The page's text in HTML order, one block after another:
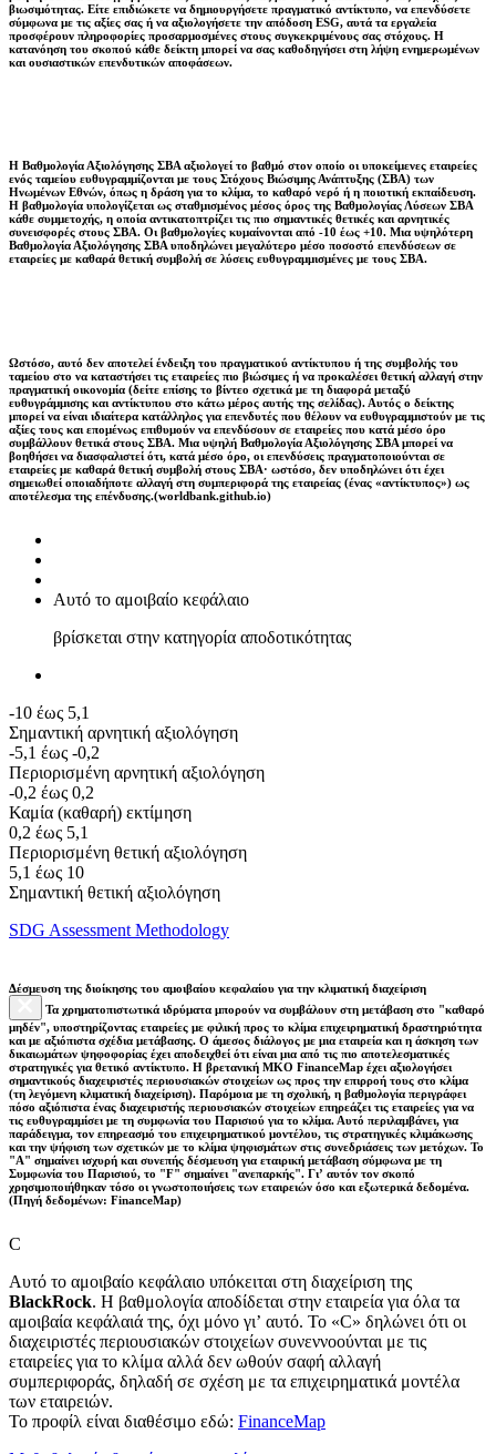
βιωσιμότητας. Είτε επιδιώκετε να δημιουργήσετε πραγματικό αντίκτυπο, να επενδύσετε
σύμφωνα με τις αξίες σας ή να αξιολογήσετε την απόδοση ESG, αυτά τα εργαλεία
προσφέρουν πληροφορίες προσαρμοσμένες στους συγκεκριμένους σας στόχους. Η
κατανόηση του σκοπού κάθε δείκτη μπορεί να σας καθοδηγήσει στη λήψη ενημερωμένων
και ουσιαστικών επενδυτικών αποφάσεων.
Η Βαθμολογία Αξιολόγησης ΣΒΑ αξιολογεί το βαθμό στον οποίο οι υποκείμενες εταιρείες
ενός ταμείου ευθυγραμμίζονται με τους Στόχους Βιώσιμης Ανάπτυξης (ΣΒΑ) των
Ηνωμένων Εθνών, όπως η δράση για το κλίμα, το καθαρό νερό ή η ποιοτική εκπαίδευση.
Η βαθμολογία υπολογίζεται ως σταθμισμένος μέσος όρος της Βαθμολογίας Λύσεων ΣΒΑ
κάθε συμμετοχής, η οποία αντικατοπτρίζει τις πιο σημαντικές θετικές και αρνητικές
συνεισφορές στους ΣΒΑ. Οι βαθμολογίες κυμαίνονται από -10 έως +10. Μια υψηλότερη
Βαθμολογία Αξιολόγησης ΣΒΑ υποδηλώνει μεγαλύτερο μέσο ποσοστό επενδύσεων σε
εταιρείες με καθαρά θετική συμβολή σε λύσεις ευθυγραμμισμένες με τους ΣΒΑ.
Ωστόσο, αυτό δεν αποτελεί ένδειξη του πραγματικού αντίκτυπου ή της συμβολής του
ταμείου στο να καταστήσει τις εταιρείες πιο βιώσιμες ή να προκαλέσει θετική αλλαγή στην
πραγματική οικονομία (δείτε επίσης το βίντεο σχετικά με τη διαφορά μεταξύ
ευθυγράμμισης και αντίκτυπου στο κάτω μέρος αυτής της σελίδας). Αυτός ο δείκτης
μπορεί να είναι ιδιαίτερα κατάλληλος για επενδυτές που θέλουν να ευθυγραμμιστούν με τις
αξίες τους και επομένως επιθυμούν να επενδύσουν σε εταιρείες που κατά μέσο όρο
συμβάλλουν θετικά στους ΣΒΑ. Μια υψηλή Βαθμολογία Αξιολόγησης ΣΒΑ μπορεί να
βοηθήσει να διασφαλιστεί ότι, κατά μέσο όρο, οι επενδύσεις πραγματοποιούνται σε
εταιρείες με καθαρά θετική συμβολή στους ΣΒΑ· ωστόσο, δεν υποδηλώνει ότι έχει
σημειωθεί οποιαδήποτε αλλαγή στη συμπεριφορά της εταιρείας (ένας «αντίκτυπος») ως
αποτέλεσμα της επένδυσης.(worldbank.github.io)
Αυτό το αμοιβαίο κεφάλαιο
βρίσκεται στην κατηγορία αποδοτικότητας
-10 έως 5,1
Σημαντική αρνητική αξιολόγηση
-5,1 έως -0,2
Περιορισμένη αρνητική αξιολόγηση
-0,2 έως 0,2
Καμία (καθαρή) εκτίμηση
0,2 έως 5,1
Περιορισμένη θετική αξιολόγηση
5,1 έως 10
Σημαντική θετική αξιολόγηση
SDG Assessment Methodology
Δέσμευση της διοίκησης του αμοιβαίου κεφαλαίου για την κλιματική διαχείριση
Τα χρηματοπιστωτικά ιδρύματα μπορούν να συμβάλουν στη μετάβαση στο "καθαρό
μηδέν", υποστηρίζοντας εταιρείες με φιλική προς το κλίμα επιχειρηματική δραστηριότητα
και με αξιόπιστα σχέδια μετάβασης. Ο άμεσος διάλογος με μια εταιρεία και η άσκηση των
δικαιωμάτων ψηφοφορίας έχει αποδειχθεί ότι είναι μια από τις πιο αποτελεσματικές
στρατηγικές για θετικό αντίκτυπο. Η βρετανική ΜΚΟ FinanceMap έχει αξιολογήσει
σημαντικούς διαχειριστές περιουσιακών στοιχείων ως προς την επιρροή τους στο κλίμα
(τη λεγόμενη κλιματική διαχείριση). Παρόμοια με τη σχολική, η βαθμολογία περιγράφει
πόσο αξιόπιστα ένας διαχειριστής περιουσιακών στοιχείων επηρεάζει τις εταιρείες για να
τις ευθυγραμμίσει με τη συμφωνία του Παρισιού για το κλίμα. Αυτό περιλαμβάνει, για
παράδειγμα, τον επηρεασμό του επιχειρηματικού μοντέλου, τις στρατηγικές κλιμάκωσης
και την ψήφιση των σχετικών με το κλίμα ψηφισμάτων στις συνεδριάσεις των μετόχων. Το
"Α" σημαίνει ισχυρή και συνεπής δέσμευση για εταιρική μετάβαση σύμφωνα με τη
Συμφωνία του Παρισιού, το "F" σημαίνει "ανεπαρκής". Γι’ αυτόν τον σκοπό
χρησιμοποιήθηκαν τόσο οι γνωστοποιήσεις των εταιρειών όσο και εξωτερικά δεδομένα.
(Πηγή δεδομένων: FinanceMap)
C
Αυτό το αμοιβαίο κεφάλαιο υπόκειται στη διαχείριση της
BlackRock. Η βαθμολογία αποδίδεται στην εταιρεία για όλα τα
αμοιβαία κεφάλαιά της, όχι μόνο γι’ αυτό. Το «C» δηλώνει ότι οι
διαχειριστές περιουσιακών στοιχείων συνεννοούνται με τις
εταιρείες για το κλίμα αλλά δεν ωθούν σαφή αλλαγή
συμπεριφοράς, δηλαδή σε σχέση με τα επιχειρηματικά μοντέλα
των εταιρειών.
Το προφίλ είναι διαθέσιμο εδώ: FinanceMap